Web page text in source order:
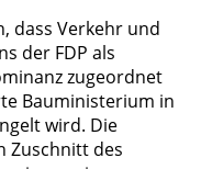
dass Verkehr und
der FDP als
zugeordnet
Bauministerium in
wird. Die
Zuschnitt des